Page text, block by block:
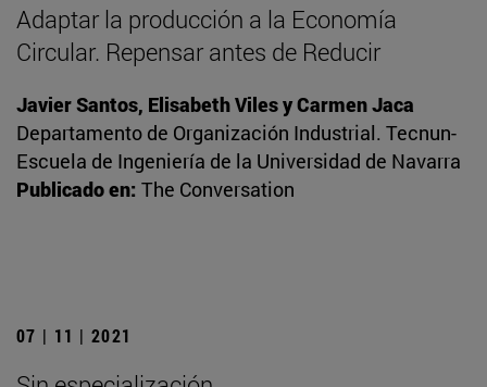
Adaptar la producción a la Economía
Circular. Repensar antes de Reducir
Javier Santos, Elisabeth Viles y Carmen Jaca
Departamento de Organización Industrial. Tecnun-
Escuela de Ingeniería de la Universidad de Navarra
Publicado en: The Conversation
07 | 11 | 2021